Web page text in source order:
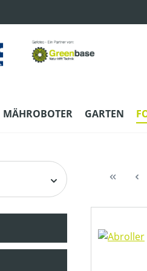
MÄHROBOTER GARTEN